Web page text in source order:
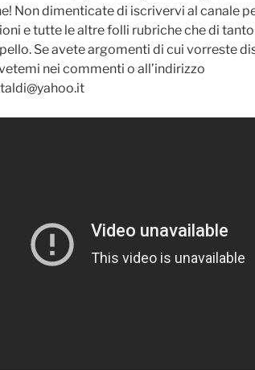
Non dimenticate di iscrivervi al canale
e tutte le altre folli rubriche che di
Se avete argomenti di cui vorreste
nei commenti o all’indirizzo